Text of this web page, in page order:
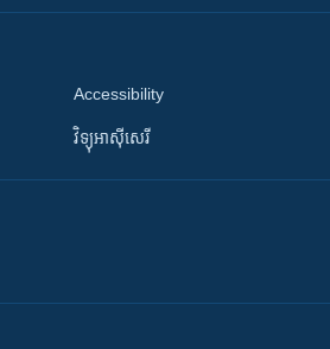
Accessibility
វិទ្យុ​អាស៊ី​សេរី